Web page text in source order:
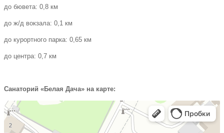
до бювета: 0,8 км
до ж/д вокзала: 0,1 км
до курортного парка: 0,65 км
до центра: 0,7 км
Санаторий «Белая Дача» на карте: